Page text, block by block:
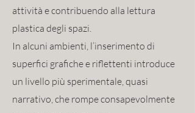
attività e contribuendo alla lettura
plastica degli spazi.
In alcuni ambienti, l’inserimento di
superfici grafiche e riflettenti introduce
un livello più sperimentale, quasi
narrativo, che rompe consapevolmente